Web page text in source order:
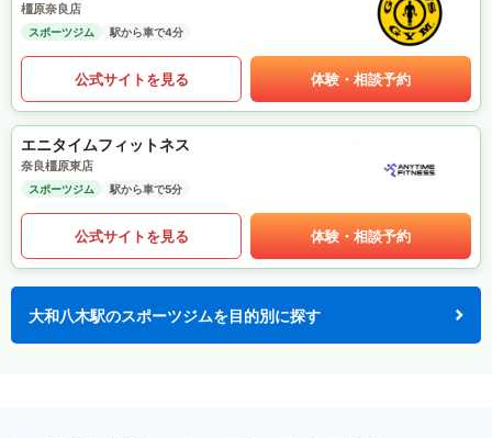
橿原奈良店
スポーツジム 駅から車で4分
公式サイトを見る 体験・相談予約
エニタイムフィットネス
奈良橿原東店
スポーツジム 駅から車で5分
公式サイトを見る 体験・相談予約
大和八木駅のスポーツジムを目的別に探す